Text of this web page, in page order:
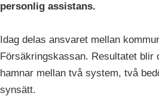
personlig assistans.
Idag delas ansvaret mellan
Försäkringskassan. Resultatet blir
hamnar mellan två system, två
synsätt.